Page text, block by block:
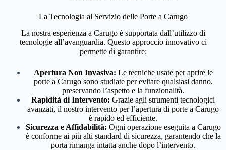
La Tecnologia al Servizio delle Porte a Carugo
La nostra esperienza a Carugo è supportata dall’utilizzo di
tecnologie all’avanguardia. Questo approccio innovativo ci
permette di garantire:
Apertura Non Invasiva: Le tecniche usate per aprire le
porte a Carugo sono studiate per evitare qualsiasi danno,
preservando l’aspetto e la funzionalità.
Rapidità di Intervento: Grazie agli strumenti tecnologici
avanzati, il nostro intervento per l’apertura di porte a Carugo
è rapido ed efficiente.
Sicurezza e Affidabilità: Ogni operazione eseguita a Carugo
è conforme ai più alti standard di sicurezza, garantendo che la
porta rimanga intatta anche dopo l’intervento.